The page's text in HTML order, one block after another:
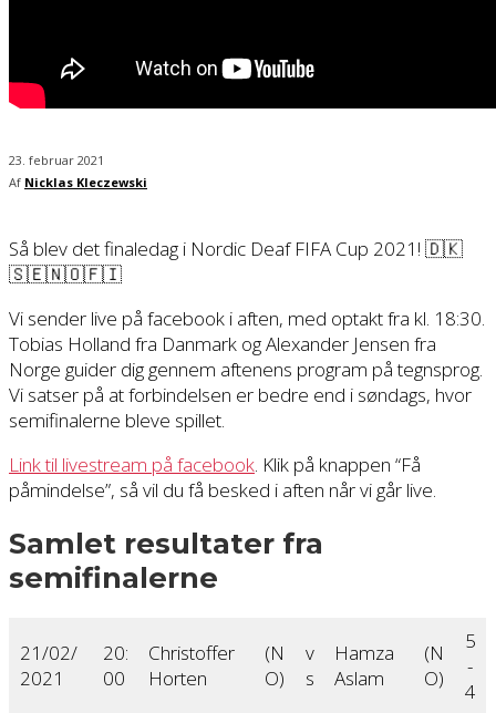
23. februar 2021
Af Nicklas Kleczewski
Så blev det finaledag i Nordic Deaf FIFA Cup 2021! 🇩🇰
🇸🇪🇳🇴🇫🇮
Vi sender live på facebook i aften, med optakt fra kl. 18:30.
Tobias Holland fra Danmark og Alexander Jensen fra
Norge guider dig gennem aftenens program på tegnsprog.
Vi satser på at forbindelsen er bedre end i søndags, hvor
semifinalerne bleve spillet.
Link til livestream på facebook. Klik på knappen “Få
påmindelse”, så vil du få besked i aften når vi går live.
Samlet resultater fra
semifinalerne
21/02/
2021
20:
00
Christoffer
Horten
(N
O)
v
s
Hamza
Aslam
(N
O)
5
-
4